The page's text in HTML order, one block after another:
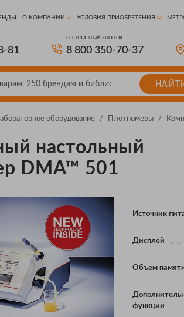
О КОМПАНИИ УСЛОВИЯ ПРИОБРЕТЕНИЯ
81
БЕСПЛАТНЫЙ ЗВОНОК
8 800 350-70-37
оборудование / Плотномеры /
настольный
DMA™ 501
Источник
Дисплей
Объем
функции